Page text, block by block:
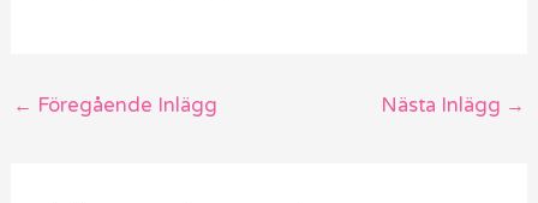
← Föregående Inlägg Nästa Inlägg →